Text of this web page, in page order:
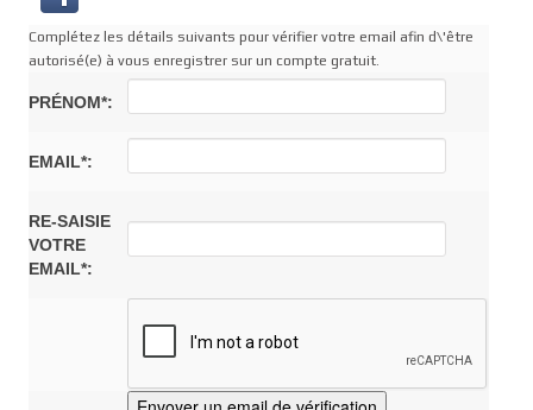
Complétez les détails suivants pour vérifier votre email afin d\'être
autorisé(e) à vous enregistrer sur un compte gratuit.
PRÉNOM*:
EMAIL*:
RE-SAISIE
VOTRE
EMAIL*: